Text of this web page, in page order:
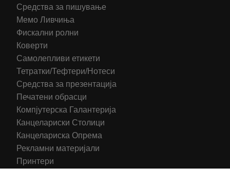
Средства за пишување
Мемо Ливчиња
Фискални ролни
Коверти
Самолепливи етикети
Тетратки/Тефтери/Нотеси
Средства за презентација
Печатени обрасци
Компјутерска Галантерија
Канцелариски Столици
Канцелариска Опрема
Рекламни материјали
Принтери